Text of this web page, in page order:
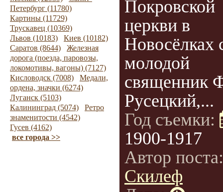
Петербург (11780)
Картины (11729)
Трускавец (10369)
Львов (10183)
Киев (10182)
Саратов (8644)
Железная
дорога (поезда, паровозы,
локомотивы, вагоны) (7127)
Кисловодск (7008)
Медали,
ордена, значки (6274)
Луганск (5103)
Калининград (5074)
Ретро
знаменитости (4542)
Гусев (4162)
все города >>
Покровской
церкви в
Новосёлках
молодой
священник
Русецкий,...
Год съемки:
1900-1917
Автор
Скилеф